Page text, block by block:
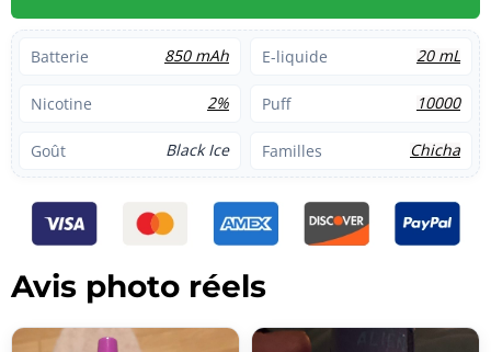
Batterie 850 mAh E-liquide 20 mL
Nicotine 2% Puff 10000
Goût Black Ice Familles Chicha
Avis photo réels